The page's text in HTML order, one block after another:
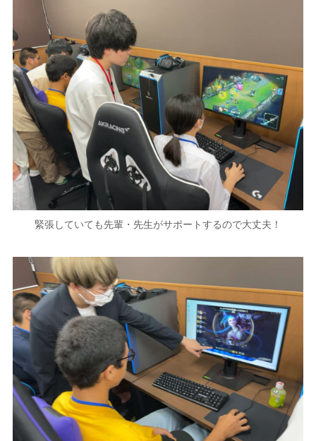
緊張していても先輩・先生がサポートするので大丈夫！